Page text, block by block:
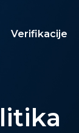
Verifikacije